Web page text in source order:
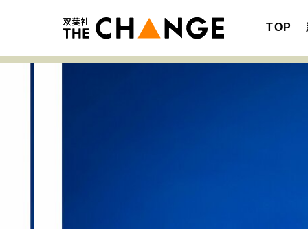
TOP